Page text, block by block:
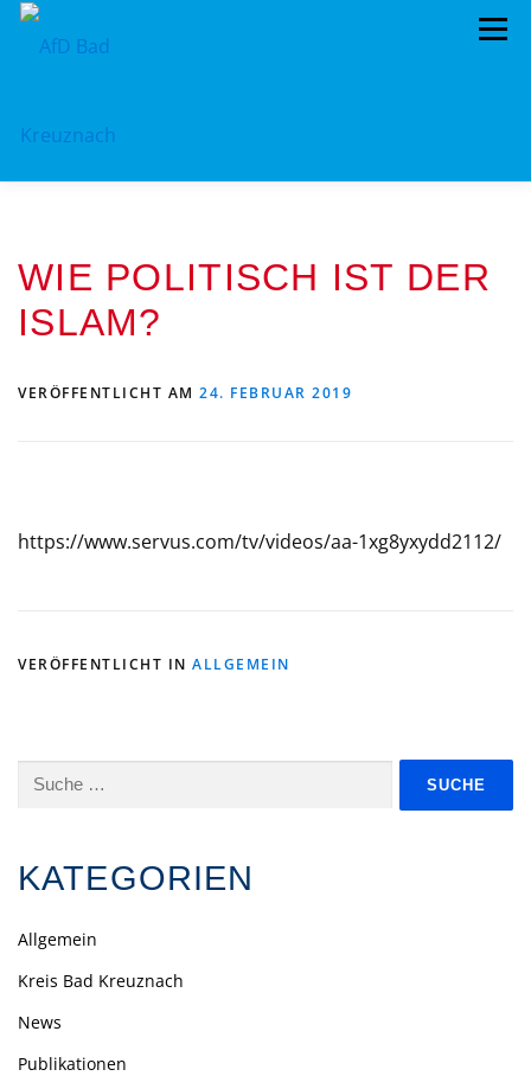
Zum
Inhalt
Menü
TERMINE MITMACHEN! KONTAKT
WIE POLITISCH IST DER
ISLAM?
VERÖFFENTLICHT AM 24. FEBRUAR 2019
https://www.servus.com/tv/videos/aa-1xg8yxydd2112/
VERÖFFENTLICHT IN ALLGEMEIN
Suche
KATEGORIEN
Allgemein
Kreis Bad Kreuznach
News
Publikationen